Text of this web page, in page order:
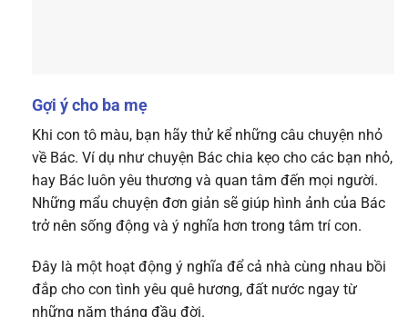
Gợi ý cho ba mẹ
Khi con tô màu, bạn hãy thử kể những câu chuyện nhỏ
về Bác. Ví dụ như chuyện Bác chia kẹo cho các bạn nhỏ,
hay Bác luôn yêu thương và quan tâm đến mọi người.
Những mẩu chuyện đơn giản sẽ giúp hình ảnh của Bác
trở nên sống động và ý nghĩa hơn trong tâm trí con.
Đây là một hoạt động ý nghĩa để cả nhà cùng nhau bồi
đắp cho con tình yêu quê hương, đất nước ngay từ
những năm tháng đầu đời.